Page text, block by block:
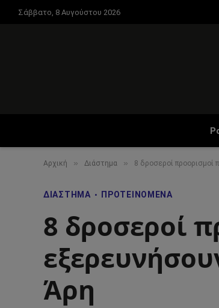
Σάββατο, 8 Αυγούστου 2026
Αρχική » Διάστημα » 8 δροσεροί προορισμοί
ΔΙΆΣΤΗΜΑ ΠΡΟΤΕΙΝΌΜΕΝΑ
8 δροσεροί
Άρη